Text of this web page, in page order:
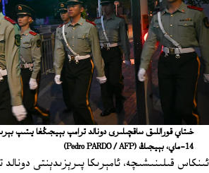
خىتاي قوراللىق ساقچىلىرى دونالد ترامپ بېيجىڭغا يىتىپ
14-ماي، بېيجىڭ
(Pedro PARDO / AFP)
ئىنكاس قىلىنىشىچە، ئامېرىكا پىرېزىدېنتى